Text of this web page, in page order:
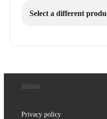
Select a different
Sitemap
Privacy policy